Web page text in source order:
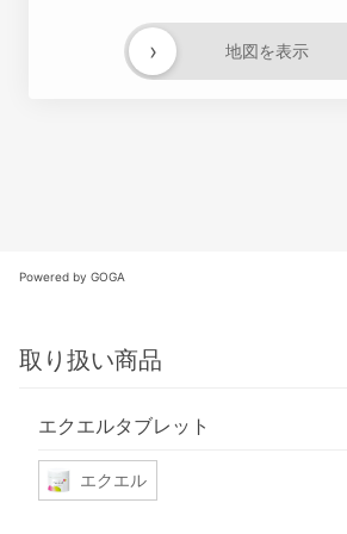
地図を表示
›
Powered by GOGA
取り扱い商品
エクエルタブレット
エクエル